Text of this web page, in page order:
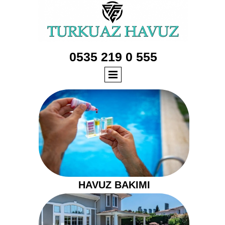
0535 219 0 555
HAVUZ BAKIMI